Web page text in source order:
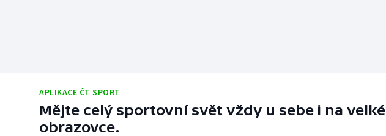
APLIKACE ČT SPORT
Mějte celý sportovní svět vždy u sebe i na velké
obrazovce.